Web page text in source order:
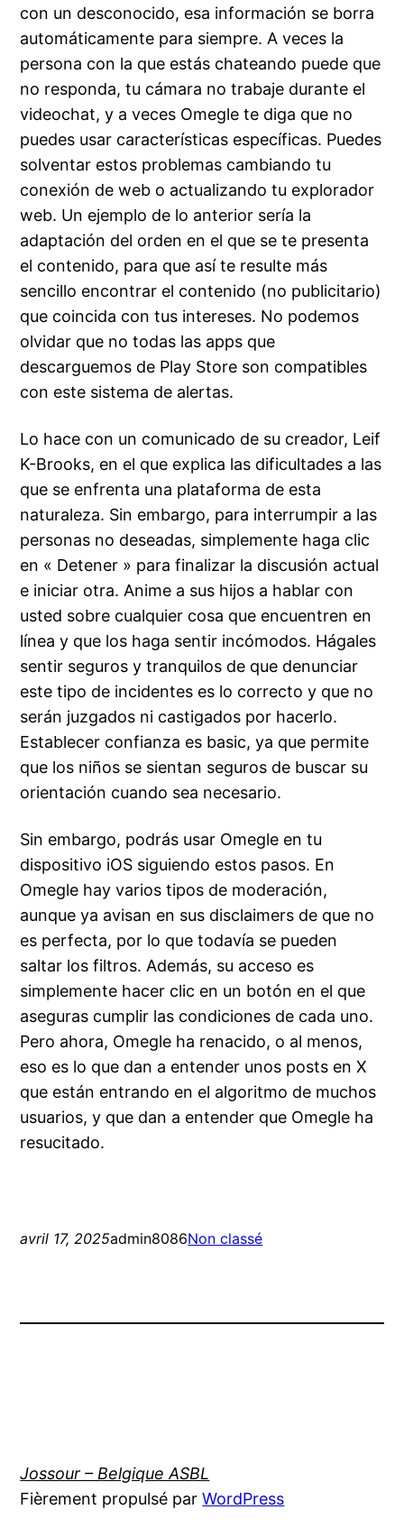
con un desconocido, esa información se borra
automáticamente para siempre. A veces la
persona con la que estás chateando puede que
no responda, tu cámara no trabaje durante el
videochat, y a veces Omegle te diga que no
puedes usar características específicas. Puedes
solventar estos problemas cambiando tu
conexión de web o actualizando tu explorador
web. Un ejemplo de lo anterior sería la
adaptación del orden en el que se te presenta
el contenido, para que así te resulte más
sencillo encontrar el contenido (no publicitario)
que coincida con tus intereses. No podemos
olvidar que no todas las apps que
descarguemos de Play Store son compatibles
con este sistema de alertas.
Lo hace con un comunicado de su creador, Leif
K-Brooks, en el que explica las dificultades a las
que se enfrenta una plataforma de esta
naturaleza. Sin embargo, para interrumpir a las
personas no deseadas, simplemente haga clic
en « Detener » para finalizar la discusión actual
e iniciar otra. Anime a sus hijos a hablar con
usted sobre cualquier cosa que encuentren en
línea y que los haga sentir incómodos. Hágales
sentir seguros y tranquilos de que denunciar
este tipo de incidentes es lo correcto y que no
serán juzgados ni castigados por hacerlo.
Establecer confianza es basic, ya que permite
que los niños se sientan seguros de buscar su
orientación cuando sea necesario.
Sin embargo, podrás usar Omegle en tu
dispositivo iOS siguiendo estos pasos. En
Omegle hay varios tipos de moderación,
aunque ya avisan en sus disclaimers de que no
es perfecta, por lo que todavía se pueden
saltar los filtros. Además, su acceso es
simplemente hacer clic en un botón en el que
aseguras cumplir las condiciones de cada uno.
Pero ahora, Omegle ha renacido, o al menos,
eso es lo que dan a entender unos posts en X
que están entrando en el algoritmo de muchos
usuarios, y que dan a entender que Omegle ha
resucitado.
avril 17, 2025admin8086Non classé
Jossour – Belgique ASBL
Fièrement propulsé parWordPress